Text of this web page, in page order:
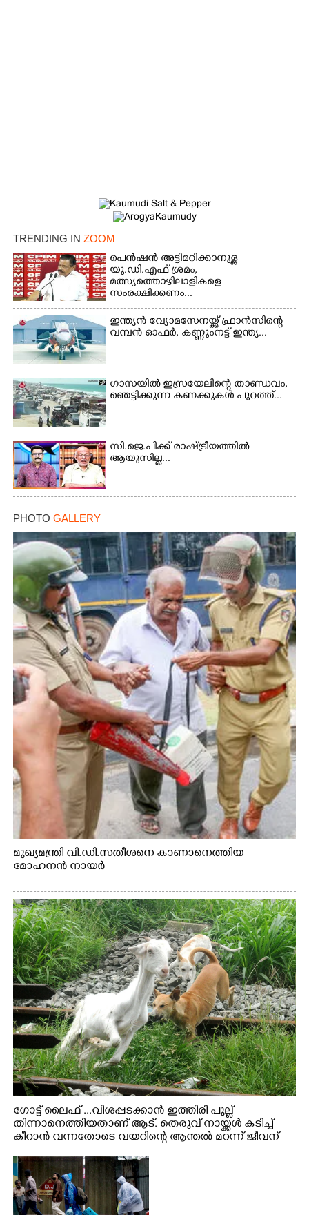
TRENDING IN ZOOM
പെൻഷൻ അട്ടിമറിക്കാനുള്ള
യു.ഡി.എഫ് ശ്രമം,
മത്സ്യത്തൊഴിലാളികളെ
സംരക്ഷിക്കണം...
ഇന്ത്യൻ വ്യോമസേനയ്ക്ക് ഫ്രാൻസിന്റെ
വമ്പൻ ഓഫർ, കണ്ണുംനട്ട് ഇന്ത്യ...
ഗാസയിൽ ഇസ്രയേലിന്റെ താണ്ഡവം,
ഞെട്ടിക്കുന്ന കണക്കുകൾ പുറത്ത്...
സി.ജെ.പിക്ക് രാഷ്ട്രീയത്തിൽ
ആയുസില്ല...
PHOTO GALLERY
മുഖ്യമന്ത്രി വി.ഡി.സതീശനെ കാണാനെത്തിയ
മോഹനൻ നായർ
ഗോട്ട് ലൈഫ് ...വിശപ്പടക്കാൻ ഇത്തിരി പുല്ല്
തിന്നാനെത്തിയതാണ് ആട്. തെരുവ് നായ്ക്കൾ കടിച്ച്
കീറാൻ വന്നതോടെ വയറിന്റെ ആന്തൽ മറന്ന് ജീവന്
വേണ്ടിയായി ഓട്ടം. എറണാകുളം വാത്തുരുത്തിയിൽ
നിന്നുള്ള കാഴ്ച
Share this link